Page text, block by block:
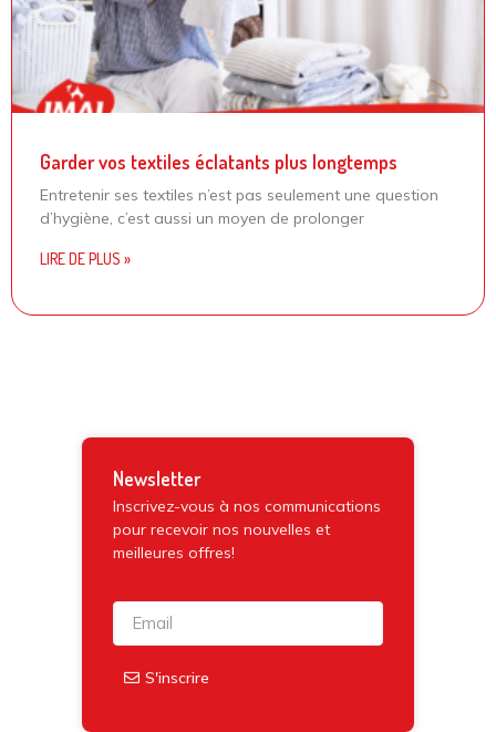
Garder vos textiles éclatants plus longtemps
Entretenir ses textiles n’est pas seulement une question
d’hygiène, c’est aussi un moyen de prolonger
LIRE DE PLUS »
Newsletter
Inscrivez-vous à nos communications
pour recevoir nos nouvelles et
meilleures offres!
S'inscrire